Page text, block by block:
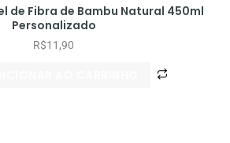
de Fibra de Bambu Natural 450ml
Personalizado
R$11,90